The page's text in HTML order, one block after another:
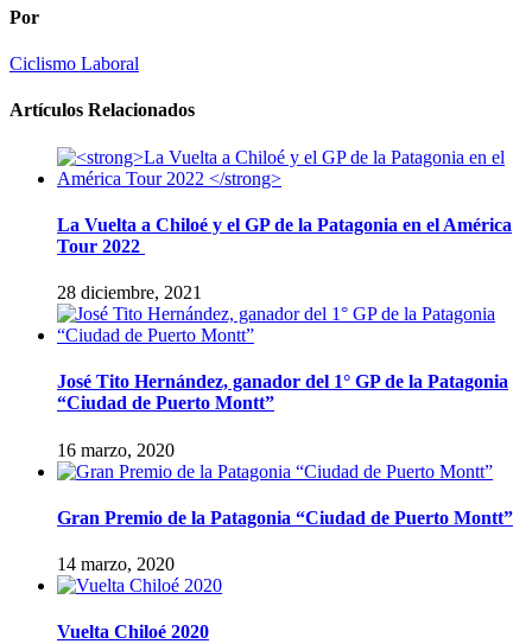
Por
Ciclismo Laboral
Artículos Relacionados
La Vuelta a Chiloé y el GP de la Patagonia en el América
Tour 2022
28 diciembre, 2021
José Tito Hernández, ganador del 1° GP de la Patagonia
“Ciudad de Puerto Montt”
16 marzo, 2020
Gran Premio de la Patagonia “Ciudad de Puerto Montt”
14 marzo, 2020
Vuelta Chiloé 2020